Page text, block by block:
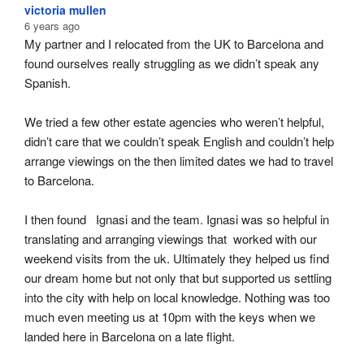
victoria mullen
6 years ago
My partner and I relocated from the UK to Barcelona and
found ourselves really struggling as we didn’t speak any
Spanish.
We tried a few other estate agencies who weren’t helpful,
didn’t care that we couldn’t speak English and couldn’t help
arrange viewings on the then limited dates we had to travel
to Barcelona.
I then found   Ignasi and the team. Ignasi was so helpful in
translating and arranging viewings that  worked with our
weekend visits from the uk. Ultimately they helped us find
our dream home but not only that but supported us settling
into the city with help on local knowledge. Nothing was too
much even meeting us at 10pm with the keys when we
landed here in Barcelona on a late flight.